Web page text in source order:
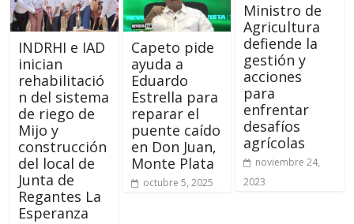
INDRHI e IAD
inician
rehabilitació
n del sistema
de riego de
Mijo y
construcción
del local de
Junta de
Regantes La
Esperanza
Capeto pide
ayuda a
Eduardo
Estrella para
reparar el
puente caído
en Don Juan,
Monte Plata
octubre 5, 2025
Ministro de
Agricultura
defiende la
gestión y
acciones
para
enfrentar
desafíos
agrícolas
noviembre 24,
2023